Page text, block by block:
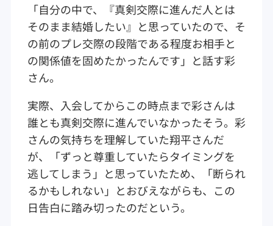
「自分の中で、『真剣交際に進んだ人とは
そのまま結婚したい』と思っていたので、そ
の前のプレ交際の段階である程度お相手と
の関係値を固めたかったんです」と話す彩
さん。
実際、入会してからこの時点まで彩さんは
誰とも真剣交際に進んでいなかったそう。彩
さんの気持ちを理解していた翔平さんだ
が、「ずっと尊重していたらタイミングを
逃してしまう」と思っていたため、「断られ
るかもしれない」とおびえながらも、この
日告白に踏み切ったのだという。